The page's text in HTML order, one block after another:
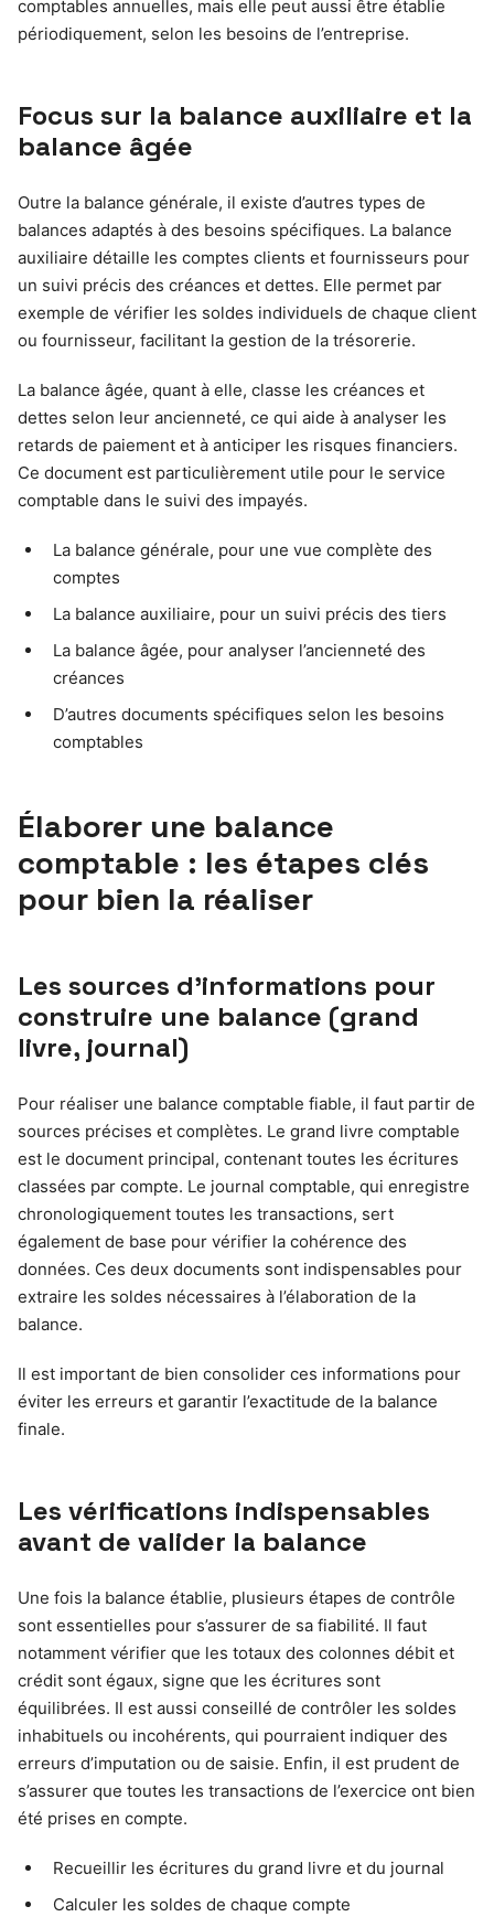
comptables annuelles, mais elle peut aussi être établie
périodiquement, selon les besoins de l’entreprise.
Focus sur la balance auxiliaire et la
balance âgée
Outre la balance générale, il existe d’autres types de
balances adaptés à des besoins spécifiques. La balance
auxiliaire détaille les comptes clients et fournisseurs pour
un suivi précis des créances et dettes. Elle permet par
exemple de vérifier les soldes individuels de chaque client
ou fournisseur, facilitant la gestion de la trésorerie.
La balance âgée, quant à elle, classe les créances et
dettes selon leur ancienneté, ce qui aide à analyser les
retards de paiement et à anticiper les risques financiers.
Ce document est particulièrement utile pour le service
comptable dans le suivi des impayés.
La balance générale, pour une vue complète des
comptes
La balance auxiliaire, pour un suivi précis des tiers
La balance âgée, pour analyser l’ancienneté des
créances
D’autres documents spécifiques selon les besoins
comptables
Élaborer une balance
comptable : les étapes clés
pour bien la réaliser
Les sources d’informations pour
construire une balance (grand
livre, journal)
Pour réaliser une balance comptable fiable, il faut partir de
sources précises et complètes. Le grand livre comptable
est le document principal, contenant toutes les écritures
classées par compte. Le journal comptable, qui enregistre
chronologiquement toutes les transactions, sert
également de base pour vérifier la cohérence des
données. Ces deux documents sont indispensables pour
extraire les soldes nécessaires à l’élaboration de la
balance.
Il est important de bien consolider ces informations pour
éviter les erreurs et garantir l’exactitude de la balance
finale.
Les vérifications indispensables
avant de valider la balance
Une fois la balance établie, plusieurs étapes de contrôle
sont essentielles pour s’assurer de sa fiabilité. Il faut
notamment vérifier que les totaux des colonnes débit et
crédit sont égaux, signe que les écritures sont
équilibrées. Il est aussi conseillé de contrôler les soldes
inhabituels ou incohérents, qui pourraient indiquer des
erreurs d’imputation ou de saisie. Enfin, il est prudent de
s’assurer que toutes les transactions de l’exercice ont bien
été prises en compte.
Recueillir les écritures du grand livre et du journal
Calculer les soldes de chaque compte